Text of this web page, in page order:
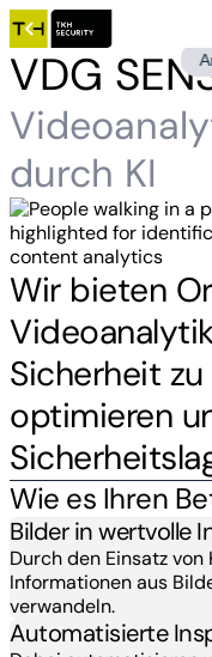
VDG
durch KI
Wir bieten
Sicherheit
optimieren
Wie es Ihren
Bilder in wertvolle
Durch den Einsatz
Informationen aus
verwandeln.
Automatisierte